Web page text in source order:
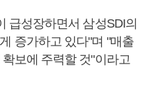
급성장하면서 삼성SDI의
증가하고 있다"며 "매출
보에 주력할 것"이라고